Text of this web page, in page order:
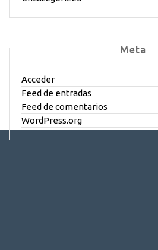
Meta
Acceder
Feed de entradas
Feed de comentarios
WordPress.org